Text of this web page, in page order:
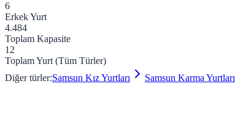
6
ErkekYurt
4.484
Toplam Kapasite
12
Toplam Yurt (Tüm Türler)
Diğer türler:Samsun KızYurtları Samsun Karma Yurtları